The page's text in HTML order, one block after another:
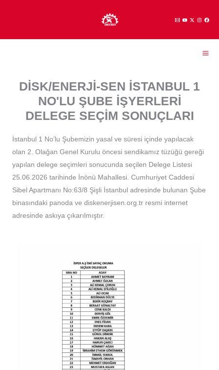
DİSK/ENERJİ-SEN İSTANBUL 1
NO'LU ŞUBE İŞYERLERİ
DELEGE SEÇİM SONUÇLARI
İstanbul 1 No’lu Şubemizin yasal ve süresi içinde yapılacak
olan 2. Olağan Genel Kurulu öncesi sendikamız tüzüğü gereği
yapılan delege seçimleri sonucunda seçilen Delege Listesi
25.06.2026 tarihinde İnönü Mahallesi. Cumhuriyet Caddesi
Sibel Apartmanı No:63/8 Şişli İstanbul adresinde bulunan Şube
binasındaki panoda ve diskenerjisen.org.tr resmi internet
adresinde askıya çıkarılmıştır.